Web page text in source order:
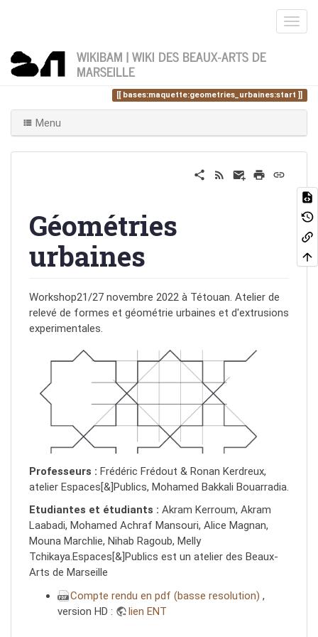
WIKIBAM | WIKI DES BEAUX-ARTS DE
MARSEILLE
Vous êtes ici Homebases
bases:maquette:geometries_urbaines:start
Menu
Géométries
urbaines
Workshop21/27 novembre 2022 à Tétouan. Atelier de
relevé de formes et géométrie urbaines et d'extrusions
experimentales.
Professeurs : Frédéric Frédout & Ronan Kerdreux,
atelier Espaces[&]Publics, Mohamed Bakkali Bouarradia.
Etudiantes et étudiants : Akram Kerroum, Akram
Laabadi, Mohamed Achraf Mansouri, Alice Magnan,
Mouna Marchlie, Nihab Ragoub, Melly
Tchikaya.Espaces[&]Publics est un atelier des Beaux-
Arts de Marseille
Compte rendu en pdf (basse resolution) ,
version HD :
lien ENT